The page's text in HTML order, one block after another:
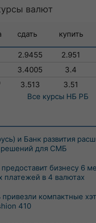
валют
сдать купить
2.9455 2.951
3.4005 3.4
3.513 3.51
Все курсы НБ РБ
и Банк развития
решений для СМБ
бизнесу 6
платежей в 4 валютах
компактные
410